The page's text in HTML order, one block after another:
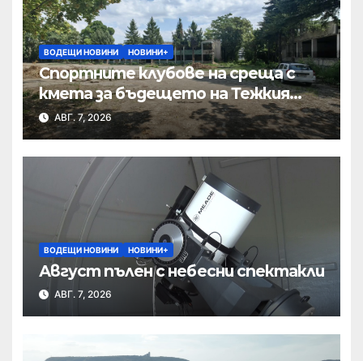
ВОДЕЩИ НОВИНИ НОВИНИ+
Спортните клубове на среща с
кмета за бъдещето на Тежкия
полк
АВГ. 7, 2026
ВОДЕЩИ НОВИНИ НОВИНИ+
Август пълен с небесни спектакли
АВГ. 7, 2026